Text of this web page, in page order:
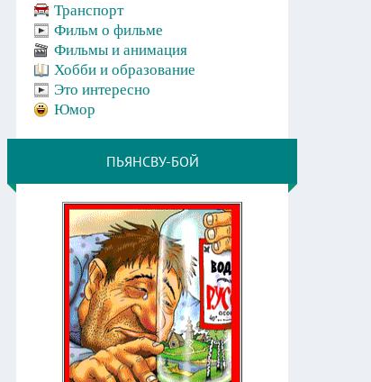
Транспорт
Фильм о фильме
Фильмы и анимация
Хобби и образование
Это интересно
Юмор
ПЬЯНСВУ-БОЙ